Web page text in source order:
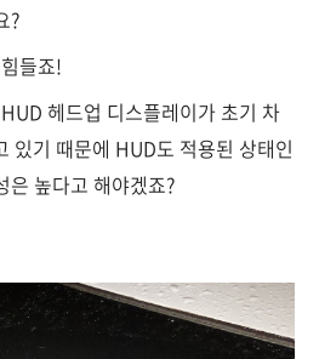
?
들죠!
헤드업 디스플레이가 초기 차
있기 때문에 HUD도 적용된 상태인
은 높다고 해야겠죠?